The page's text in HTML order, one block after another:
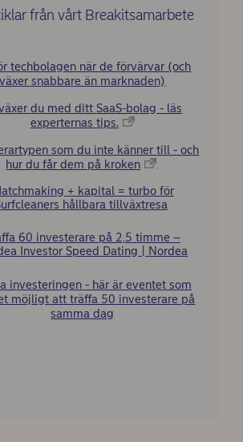
från vårt Breakitsamarbete
techbolagen när de förvärvar (och
växer snabbare än marknaden)
du med ditt SaaS-bolag - läs
experternas tips.
som du inte känner till - och
hur du får dem på kroken
.
+ kapital = turbo för
hållbara tillväxtresa
60 investerare på 2,5 timme –
Investor Speed Dating | Nordea
investeringen - här är eventet som
möjligt att träffa 50 investerare på
samma dag